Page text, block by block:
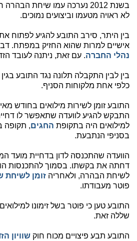
בשנת 2012 נערכה עמו שיחת
לא ראויה מטעמו וביצועים נמוכים.
בין היתר, סירב התובע להגיע לפתוח
אישיים למרות שהוא החזיק במפתח.
נהלי החברה. עם זאת, ניתנה לעובד
בין לבין התקבלה תלונה נגד התובע
כלפי אחת מלקוחות הסניף.
התבקש להגיע לוועדה שתאפשר לו
למילואים היה בתקופת החגים, תקופה
בסניפי הנתבעת.
הוועדה שהתכנסה לדון בדחיית מועד
דחתה את בקשתו. בסמוך להתכנסות
לשיחת הבהרה, ולאחריה זומן לשיחת
פוטר מעבודתו.
התובע טען כי פוטר בשל זימונו
שללה זאת.
התובע תבע פיצויים מכוח חוק שוויון